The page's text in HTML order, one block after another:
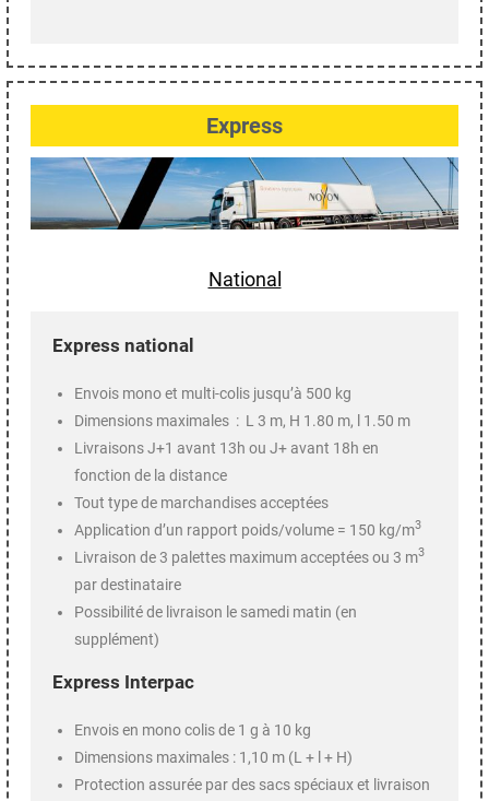
Express
National
Express national
Envois mono et multi-colis jusqu’à 500 kg
Dimensions maximales : L 3 m, H 1.80 m, l 1.50 m
Livraisons J+1 avant 13h ou J+ avant 18h en
fonction de la distance
Tout type de marchandises acceptées
Application d’un rapport poids/volume = 150 kg/m3
Livraison de 3 palettes maximum acceptées ou 3 m3
par destinataire
Possibilité de livraison le samedi matin (en
supplément)
Express Interpac
Envois en mono colis de 1 g à 10 kg
Dimensions maximales : 1,10 m (L + l + H)
Protection assurée par des sacs spéciaux et livraison